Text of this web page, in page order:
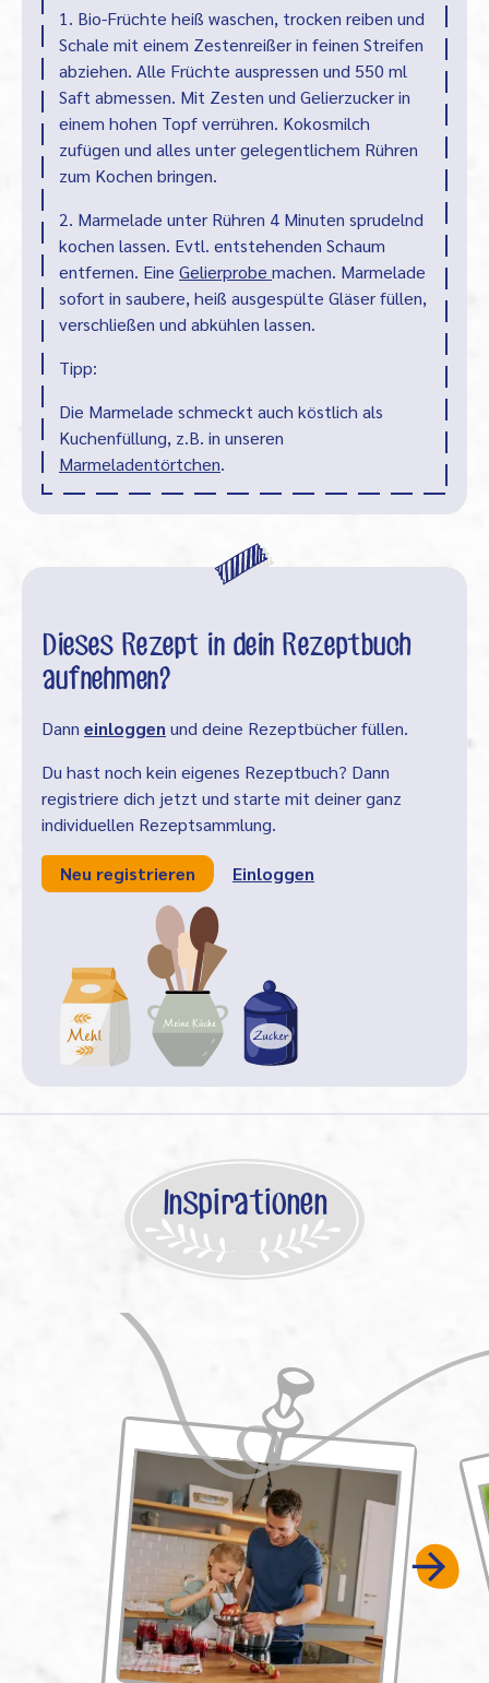
1. Bio-Früchte heiß waschen, trocken reiben und
Schale mit einem Zestenreißer in feinen Streifen
abziehen. Alle Früchte auspressen und 550 ml
Saft abmessen. Mit Zesten und Gelierzucker in
einem hohen Topf verrühren. Kokosmilch
zufügen und alles unter gelegentlichem Rühren
zum Kochen bringen.
2. Marmelade unter Rühren 4 Minuten sprudelnd
kochen lassen. Evtl. entstehenden Schaum
entfernen. Eine Gelierprobe machen. Marmelade
sofort in saubere, heiß ausgespülte Gläser füllen,
verschließen und abkühlen lassen.
Tipp:
Die Marmelade schmeckt auch köstlich als
Kuchenfüllung, z.B. in unseren
Marmeladentörtchen.
Dieses Rezept in dein Rezeptbuch
aufnehmen?
Dann einloggen und deine Rezeptbücher füllen.
Du hast noch kein eigenes Rezeptbuch? Dann
registriere dich jetzt und starte mit deiner ganz
individuellen Rezeptsammlung.
Neu registrieren Einloggen
Inspirationen